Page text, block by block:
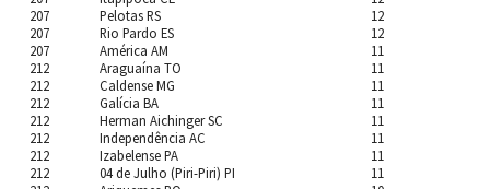
207
207
207
212
212
212
212
212
212
212
Pelotas RS
Rio Pardo ES
América AM
Araguaína TO
Caldense MG
Galícia BA
Herman Aichinger SC
Independência AC
Izabelense PA
04 de Julho (Piri-Piri) PI
12
12
11
11
11
11
11
11
11
11